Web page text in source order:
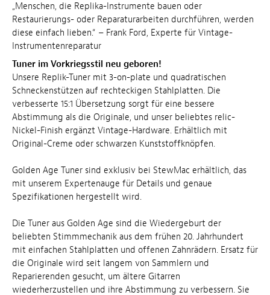
„Menschen, die Replika-Instrumente bauen oder
Restaurierungs- oder Reparaturarbeiten durchführen, werden
diese einfach lieben.“ – Frank Ford, Experte für Vintage-
Instrumentenreparatur
Tuner im Vorkriegsstil neu geboren!
Unsere Replik-Tuner mit 3-on-plate und quadratischen
Schneckenstützen auf rechteckigen Stahlplatten. Die
verbesserte 15:1 Übersetzung sorgt für eine bessere
Abstimmung als die Originale, und unser beliebtes relic-
Nickel-Finish ergänzt Vintage-Hardware. Erhältlich mit
Original-Creme oder schwarzen Kunststoffknöpfen.
Golden Age Tuner sind exklusiv bei StewMac erhältlich, das
mit unserem Expertenauge für Details und genaue
Spezifikationen hergestellt wird.
Die Tuner aus Golden Age sind die Wiedergeburt der
beliebten Stimmmechanik aus dem frühen 20. Jahrhundert
mit einfachen Stahlplatten und offenen Zahnrädern. Ersatz für
die Originale wird seit langem von Sammlern und
Reparierenden gesucht, um ältere Gitarren
wiederherzustellen und ihre Abstimmung zu verbessern. Sie